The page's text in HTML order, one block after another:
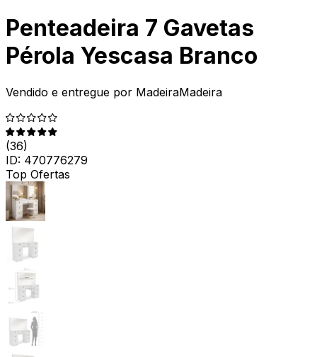
Penteadeira 7 Gavetas
Pérola Yescasa Branco
Vendido e entregue por MadeiraMadeira
(36)
ID: 470776279
Top Ofertas